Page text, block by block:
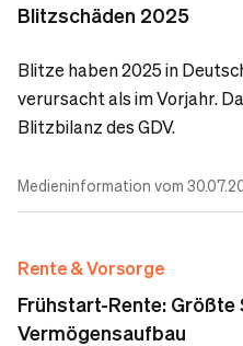
Blitzschäden 2025
Blitze haben 2025 in
verursacht als im Vorjahr.
Blitzbilanz des GDV.
Medieninformation vom
Rente & Vorsorge
Frühstart-Rente:
Vermögensaufbau